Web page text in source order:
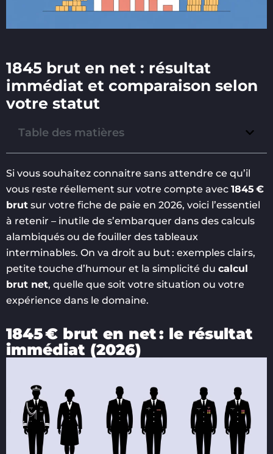
1845 brut en net : résultat
immédiat et comparaison selon
votre statut
Table des matières
Si vous souhaitez connaitre sans attendre ce qu’il
vous reste réellement sur votre compte avec 1845 €
brut sur votre fiche de paie en 2026, voici l’essentiel
à retenir – inutile de s’embarquer dans des calculs
alambiqués ou de fouiller des tableaux
interminables. On va droit au but : exemples clairs,
petite touche d’humour et la simplicité du calcul
brut net, quelle que soit votre situation ou votre
expérience dans le domaine.
1845 € brut en net : le résultat
immédiat (2026)